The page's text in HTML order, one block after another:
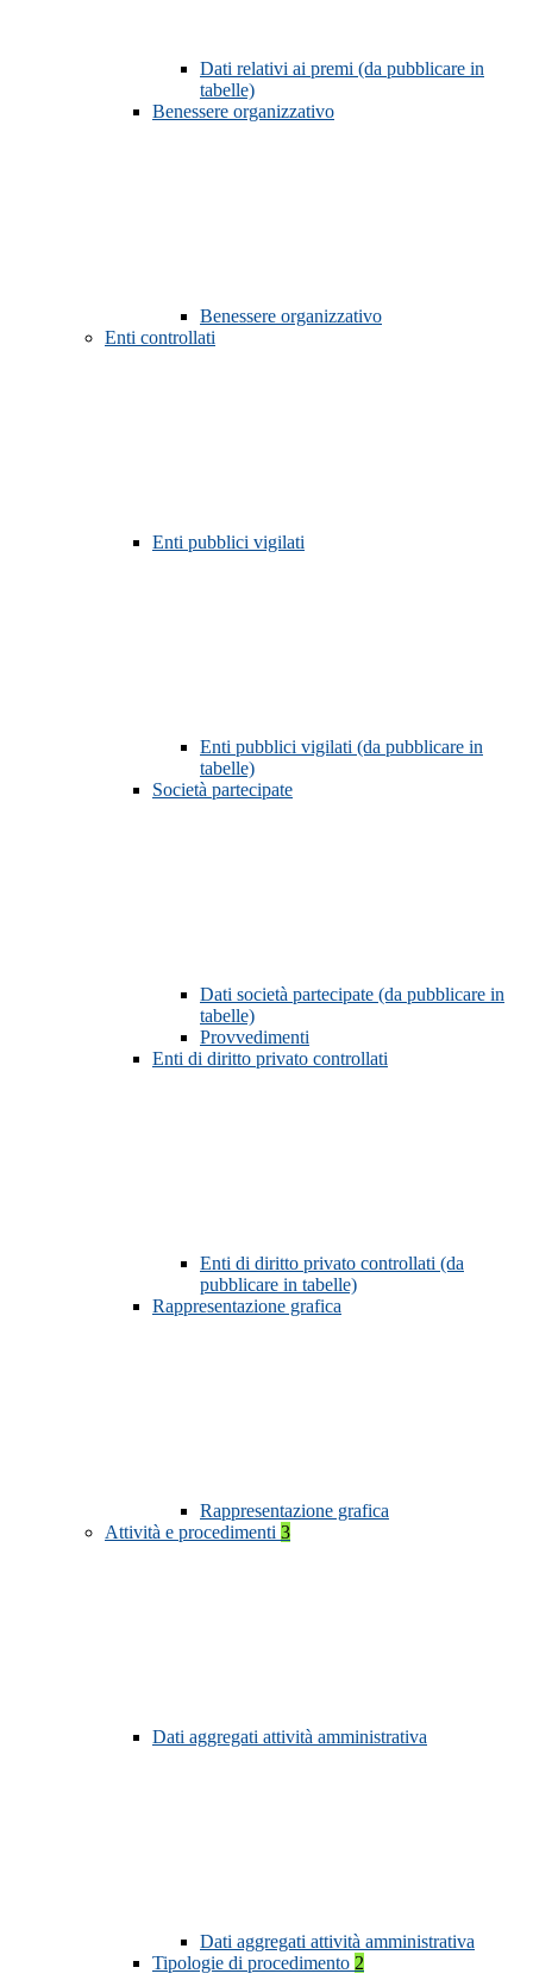
Dati relativi ai premi (da pubblicare in
tabelle)
Benessere organizzativo
Benessere organizzativo
Enti controllati
Enti pubblici vigilati
Enti pubblici vigilati (da pubblicare in
tabelle)
Società partecipate
Dati società partecipate (da pubblicare in
tabelle)
Provvedimenti
Enti di diritto privato controllati
Enti di diritto privato controllati (da
pubblicare in tabelle)
Rappresentazione grafica
Rappresentazione grafica
Attività e procedimenti 3
Dati aggregati attività amministrativa
Dati aggregati attività amministrativa
Tipologie di procedimento 2